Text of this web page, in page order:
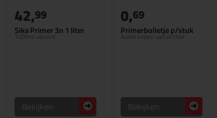
Sika Primer 3n 1 liter
1000ml variant
42,99
Bekijken
Primerbolletje p/stuk
Aanbrengen van primer
0,69
Bekijken